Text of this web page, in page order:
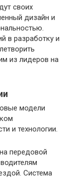
своих
дизайн и
в разработку и
из лидеров на
модели
и технологии.
передовой
Система